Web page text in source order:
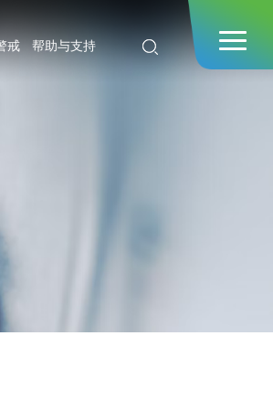
戒 帮助与支持